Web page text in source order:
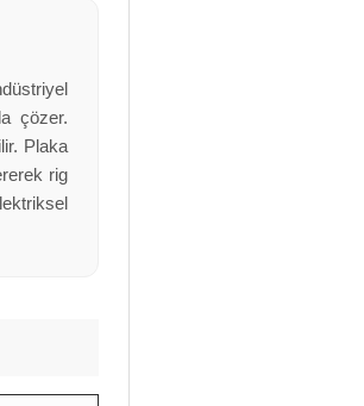
çözer.
Plaka
rig